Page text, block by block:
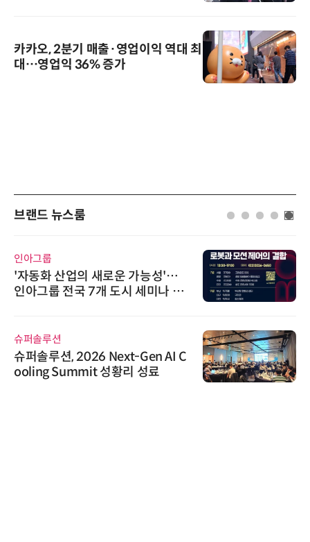
카카오, 2분기 매출·영업이익 역대 최
대…영업익 36% 증가
브랜드 뉴스룸
인아그룹
'자동화 산업의 새로운 가능성'…
인아그룹 전국 7개 도시 세미나 페
슈퍼솔루션
슈퍼솔루션, 2026 Next-Gen AI C
ooling Summit 성황리 성료